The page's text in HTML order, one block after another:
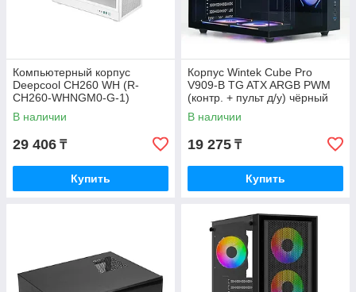
Компьютерный корпус
Deepcool CH260 WH (R-
CH260-WHNGM0-G-1)
В наличии
29 406 ₸
Купить
Корпус Wintek Cube Pro
V909-B TG ATX ARGB PWM
(контр. + пульт д/у) чёрный
В наличии
19 275 ₸
Купить